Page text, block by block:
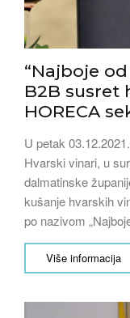
“Najboje
B2B susret
HORECA
U petak
Hvarski vinari, u
dalmatinske
kušanje hvarskih
po nazivom
Više informacija